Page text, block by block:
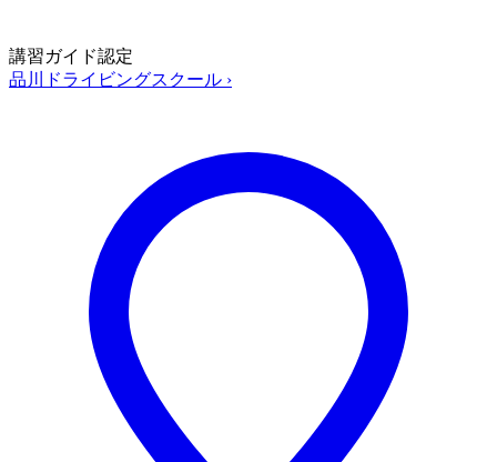
講習ガイド認定
品川ドライビングスクール ›